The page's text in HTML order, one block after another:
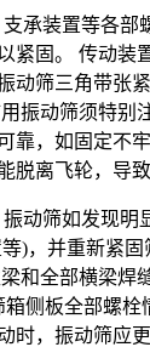
承装置等各部
紧固。 传动装
动筛三角带张
振动筛须特别
靠，如固定不
脱离飞轮，导致
动筛如发现明
)，并重新紧
和全部横梁焊
侧板全部螺栓
时，振动筛应更